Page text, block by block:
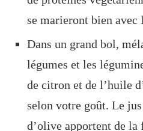
se marieront bien avec
Dans un grand bol,
légumes et les
de citron et de l’huile
selon votre goût. Le
d’olive apportent de la